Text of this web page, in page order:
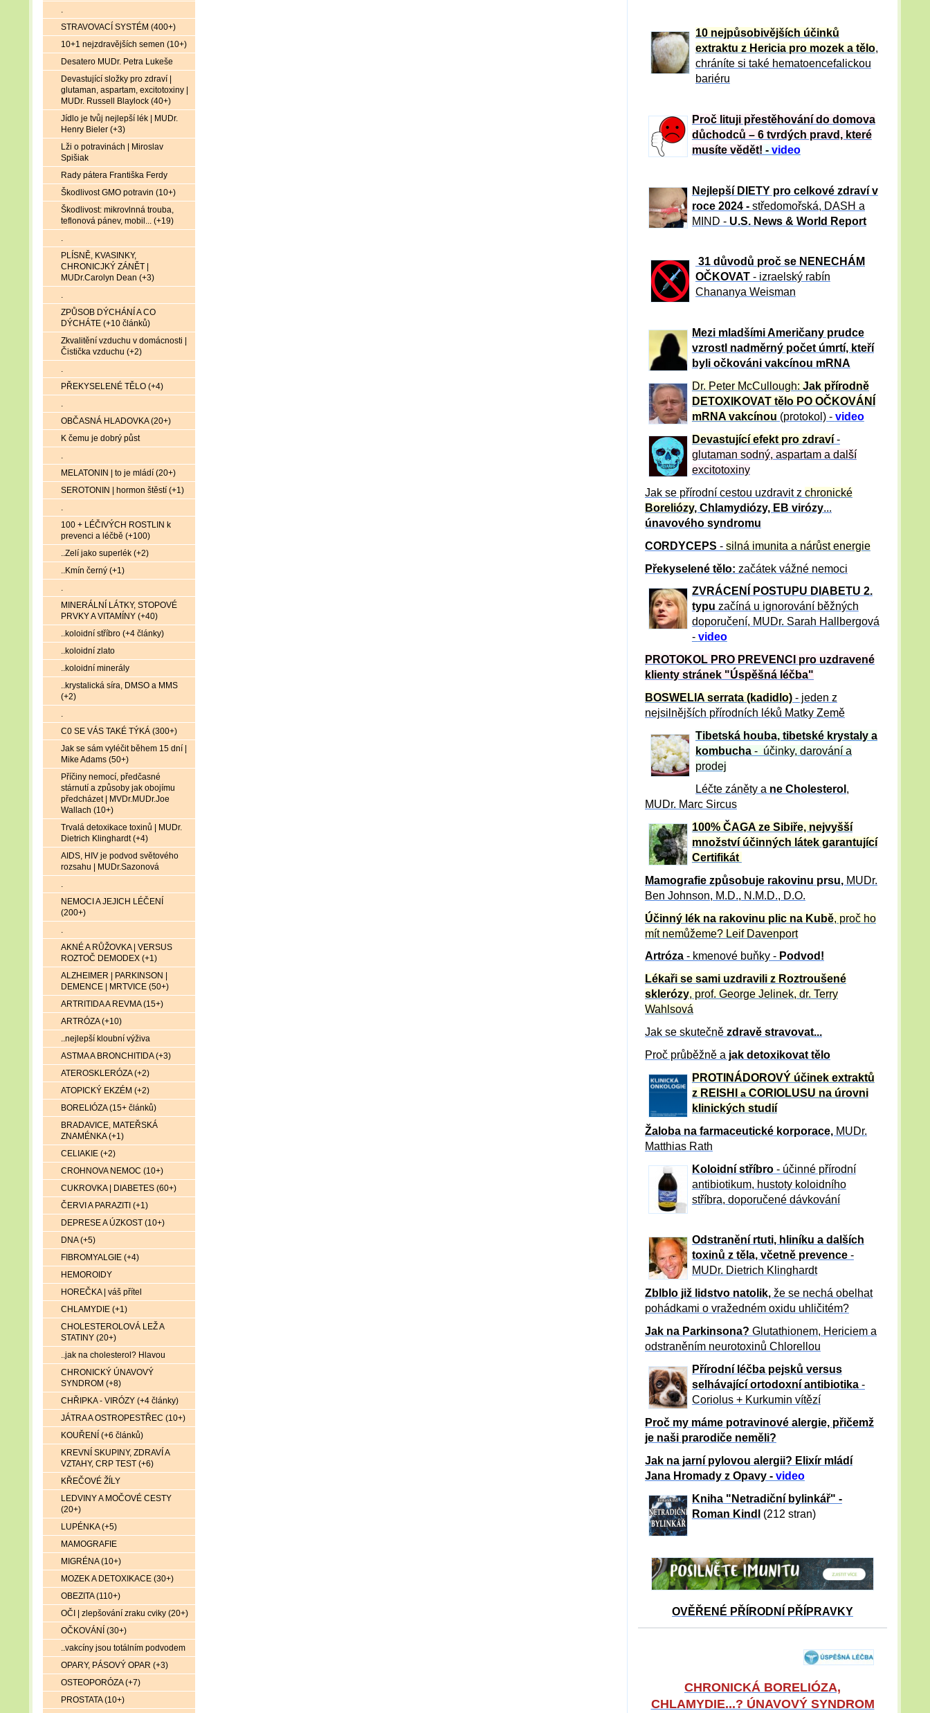
10 nejpůsobivějších účinků
extraktu z Hericia pro mozek a tělo,
chráníte si také hematoencefalickou
bariéru
Proč lituji přestěhování do domova
důchodců – 6 tvrdých pravd, které
musíte vědět! - video
Nejlepší DIETY pro celkové zdraví v
roce 2024 - středomořská, DASH a
MIND - U.S. News & World Report
31 důvod ů proč se NENECHÁM
OČKOVAT - izraelský rabín
Chananya Weisman
Mezi mladšími Američany prudce
vzrostl nadměrný počet úmrtí, kteří
byli očkováni vakcínou mRNA
Dr. Peter McCullough: Jak přírodně
DETOXIKOVAT tělo PO OČKOVÁNÍ
mRNA vakcínou (protokol) - video
Devastující efekt pro zdraví-
glutaman sodný, aspartam a další
excitotoxiny
Jak se přírodní cestou uzdravit z chronické
Boreliózy, Chlamydiózy, EB virózy...
únavového syndromu
CORDYCEPS - silná imunita a nárůst energie
Překyselené tělo: začátek vážné nemoci
ZVRÁCE NÍ POSTUPU DIABETU 2.
typu začíná u ignorování běžných
doporučení, MUDr. Sarah Hallbergová
- video
PROTOKOL PRO PREVENCI pro uzdravené
klienty stránek "Úspěšná léčba"
BOSWELIA serrata (kadidlo) - jeden z
nejsilnějších přírodních léků Matky Země
Tibetská houba, tibetské krystaly a
kombucha - účinky, darování a
prodej
Léčte záněty a ne Cholesterol ,
MUDr. Marc Sircus
100% ČAGA ze Sibiře, nejvyšší
množství účinných látek garantující
Certifikát
Mamografie způsobuje rakovinu prsu, MUDr.
Ben Johnson, M.D., N.M.D., D.O.
Účinný lék na rakovinu plic na Kubě, proč ho
mít nemůžeme? Leif Davenport
Artróza - kmenové buňky - Podvod!
Lékaři se sami uzdravili z Roztroušené
sklerózy, prof. George Jelinek, dr. Terry
Wahlsová
Jak se skutečně zdravě stravovat...
Proč průběžně a jak detoxikovat tělo
PROTINÁDOROVÝ účinek extraktů
z REISHI a CORIOLUSU na úrovni
klinických studií
Žaloba na farmaceutické korporace, MUDr.
Matthias Rath
Koloidní stříbro- účinné přírodní
antibiotikum, hustoty koloidního
stříbra, doporučené dávkování
Odstranění rtuti, hliníku a dalších
toxinů z těla, včetně prevence -
MUDr. Dietrich Klinghardt
Zblblo již lidstvo natolik, že se nechá obelhat
pohádkami o vražedném oxidu uhličitém?
Jak na Parkinsona? Glutathionem, Hericiem a
odstraněním neurotoxinů Chlorellou
Přírodní léčba pejsků versus
selhávající ortodoxní antibiotika -
Coriolus + Kurkumin vítězí
Proč my máme potravinové alergie, přičemž
je naši prarodiče neměli?
Jak na jarní pylovou alergii? Elixír mládí
Jana Hromady z Opavy - video
Kniha "Netradiční bylinkář" -
Roman Kindl
(212 stran)
OVĚŘENÉ PŘÍRODNÍ PŘÍPRAVKY
CHRONICKÁ BORELIÓZA,
CHLAMYDIE...? ÚNAVOVÝ SYNDROM
.
STRAVOVACÍ SYSTÉM (400+)
10+1 nejzdravějších semen (10+)
Desatero MUDr. Petra Lukeše
Devastující složky pro zdraví |
glutaman, aspartam, excitotoxiny |
MUDr. Russell Blaylock (40+)
Jídlo je tvůj nejlepší lék | MUDr.
Henry Bieler (+3)
Lži o potravinách | Miroslav
Spišiak
Rady pátera Františka Ferdy
Škodlivost GMO potravin (10+)
Škodlivost: mikrovlnná trouba,
teflonová pánev, mobil... (+19)
.
PLÍSNĚ, KVASINKY,
CHRONICJKÝ ZÁNĚT |
MUDr.Carolyn Dean (+3)
.
ZPŮSOB DÝCHÁNÍ A CO
DÝCHÁTE (+10 článků)
Zkvalitění vzduchu v domácnosti |
Čistička vzduchu (+2)
.
PŘEKYSELENÉ TĚLO (+4)
.
OBČASNÁ HLADOVKA (20+)
K čemu je dobrý půst
.
MELATONIN | to je mládí (20+)
SEROTONIN | hormon štěstí (+1)
.
100 + LÉČIVÝCH ROSTLIN k
prevenci a léčbě (+100)
..Zelí jako superlék (+2)
..Kmín černý (+1)
.
MINERÁLNÍ LÁTKY, STOPOVÉ
PRVKY A VITAMÍNY (+40)
..koloidní stříbro (+4 články)
..koloidní zlato
..koloidní minerály
..krystalická síra, DMSO a MMS
(+2)
.
C0 SE VÁS TAKÉ TÝKÁ (300+)
Jak se sám vyléčit během 15 dní |
Mike Adams (50+)
Příčiny nemocí, předčasné
stárnutí a způsoby jak obojímu
předcházet | MVDr.MUDr.Joe
Wallach (10+)
Trvalá detoxikace toxinů | MUDr.
Dietrich Klinghardt (+4)
AIDS, HIV je podvod světového
rozsahu | MUDr.Sazonová
.
NEMOCI A JEJICH LÉČENÍ
(200+)
.
AKNÉ A RŮŽOVKA | VERSUS
ROZTOČ DEMODEX (+1)
ALZHEIMER | PARKINSON |
DEMENCE | MRTVICE (50+)
ARTRITIDA A REVMA (15+)
ARTRÓZA (+10)
..nejlepší kloubní výživa
ASTMA A BRONCHITIDA (+3)
ATEROSKLERÓZA (+2)
ATOPICKÝ EKZÉM (+2)
BORELIÓZA (15+ článků)
BRADAVICE, MATEŘSKÁ
ZNAMÉNKA (+1)
CELIAKIE (+2)
CROHNOVA NEMOC (10+)
CUKROVKA | DIABETES (60+)
ČERVI A PARAZITI (+1)
DEPRESE A ÚZKOST (10+)
DNA (+5)
FIBROMYALGIE (+4)
HEMOROIDY
HOREČKA | váš přítel
CHLAMYDIE (+1)
CHOLESTEROLOVÁ LEŽ A
STATINY (20+)
..jak na cholesterol? Hlavou
CHRONICKÝ ÚNAVOVÝ
SYNDROM (+8)
CHŘIPKA - VIRÓZY (+4 články)
JÁTRA A OSTROPESTŘEC (10+)
KOUŘENÍ (+6 článků)
KREVNÍ SKUPINY, ZDRAVÍ A
VZTAHY, CRP TEST (+6)
KŘEČOVÉ ŽÍLY
LEDVINY A MOČOVÉ CESTY
(20+)
LUPÉNKA (+5)
MAMOGRAFIE
MIGRÉNA (10+)
MOZEK A DETOXIKACE (30+)
OBEZITA (110+)
OČI | zlepšování zraku cviky (20+)
OČKOVÁNÍ (30+)
..vakcíny jsou totálním podvodem
OPARY, PÁSOVÝ OPAR (+3)
OSTEOPORÓZA (+7)
PROSTATA (10+)